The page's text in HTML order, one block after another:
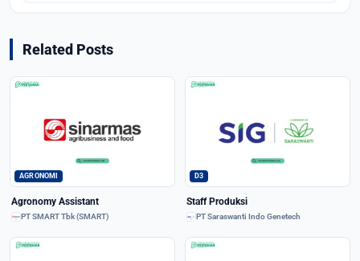
Related Posts
AGRONOMI
Agronomy Assistant
PT SMART Tbk (SMART)
D3
Staff Produksi
PT Saraswanti Indo Genetech